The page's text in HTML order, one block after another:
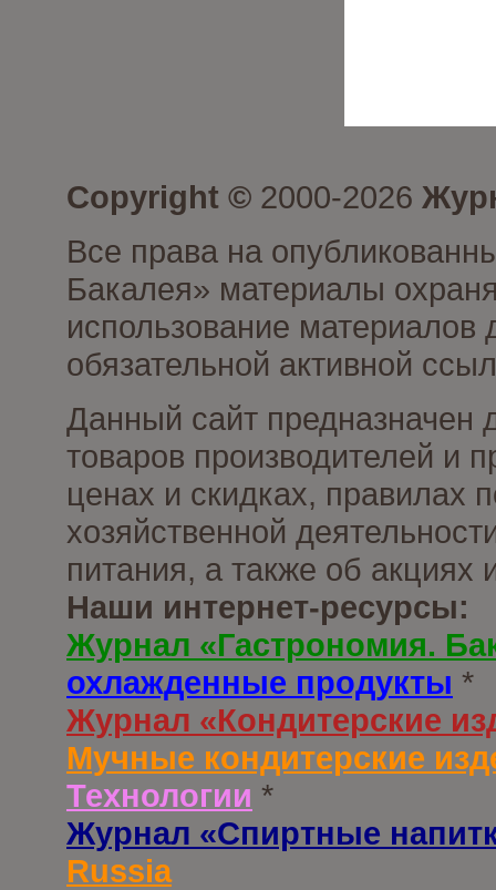
Copyright © 2000-2026
Все права на
Бакалея» материалы
использование материалов
обязательной активной
Данный сайт предназначен
товаров производителей и
ценах и скидках, правилах
хозяйственной
питания, а также об
Наши интернет-ресурсы:
Журнал «Гастрономия.
охлажденные продукты *
Журнал «Кондитерские
Мучные кондитерские
Технологии *
Журнал «Спиртные
Russia